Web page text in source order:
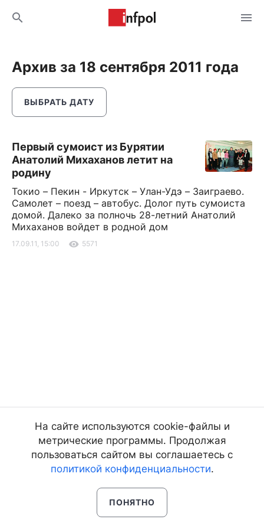
Архив за 18 сентября 2011 года
ВЫБРАТЬ ДАТУ
Первый сумоист из Бурятии
Анатолий Михаханов летит на
родину
Токио – Пекин - Иркутск – Улан-Удэ – Заиграево.
Самолет – поезд – автобус. Долог путь сумоиста
домой. Далеко за полночь 28-летний Анатолий
Михаханов войдет в родной дом
17.09.11, 15:00 5571
На сайте используются cookie-файлы и
метрические программы. Продолжая
пользоваться сайтом вы соглашаетесь с
политикой конфиденциальности.
ПОНЯТНО